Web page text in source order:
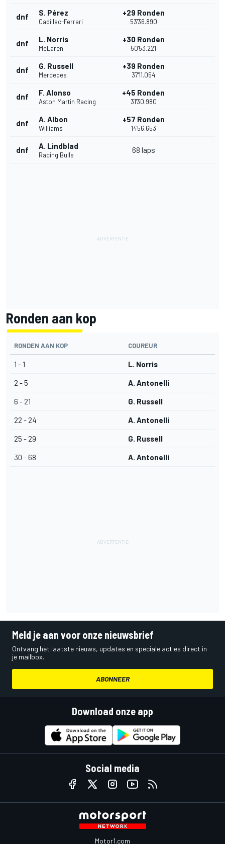
dnf S. Pérez
Cadillac-Ferrari
+29 Ronden
53'36.890
dnf L. Norris
McLaren
+30 Ronden
50'53.221
dnf G. Russell
Mercedes
+39 Ronden
37'11.054
dnf F. Alonso
Aston Martin Racing
+45 Ronden
31'30.980
dnf A. Albon
Williams
+57 Ronden
14'56.653
dnf A. Lindblad
Racing Bulls
68 laps
Ronden aan kop
RONDEN AAN KOP COUREUR
1 - 1 L. Norris
2 - 5 A. Antonelli
6 - 21 G. Russell
22 - 24 A. Antonelli
25 - 29 G. Russell
30 - 68 A. Antonelli
Meld je aan voor onze nieuwsbrief
Ontvang het laatste nieuws, updates en speciale acties direct in
je mailbox.
ABONNEER
Download onze app
Social media
Motor1.com